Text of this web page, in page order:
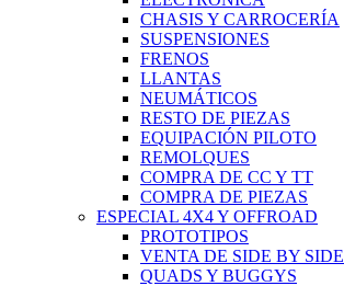
CHASIS Y CARROCERÍA
SUSPENSIONES
FRENOS
LLANTAS
NEUMÁTICOS
RESTO DE PIEZAS
EQUIPACIÓN PILOTO
REMOLQUES
COMPRA DE CC Y TT
COMPRA DE PIEZAS
ESPECIAL 4X4 Y OFFROAD
PROTOTIPOS
VENTA DE SIDE BY SIDE
QUADS Y BUGGYS